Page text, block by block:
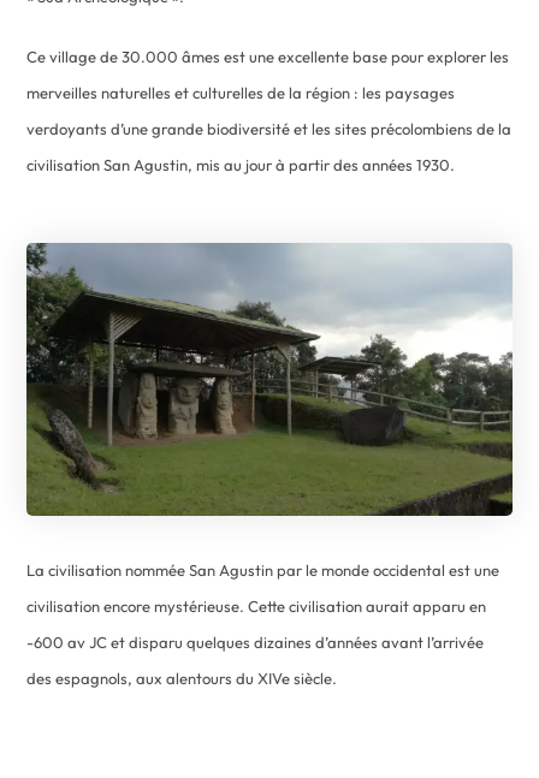
Ce village de 30.000 âmes est une excellente base pour explorer les
merveilles naturelles et culturelles de la région : les paysages
verdoyants d’une grande biodiversité et les sites précolombiens de la
civilisation San Agustin, mis au jour à partir des années 1930.
La civilisation nommée San Agustin par le monde occidental est une
civilisation encore mystérieuse. Cette civilisation aurait apparu en
-600 av JC et disparu quelques dizaines d’années avant l’arrivée
des espagnols, aux alentours du XIVe siècle.